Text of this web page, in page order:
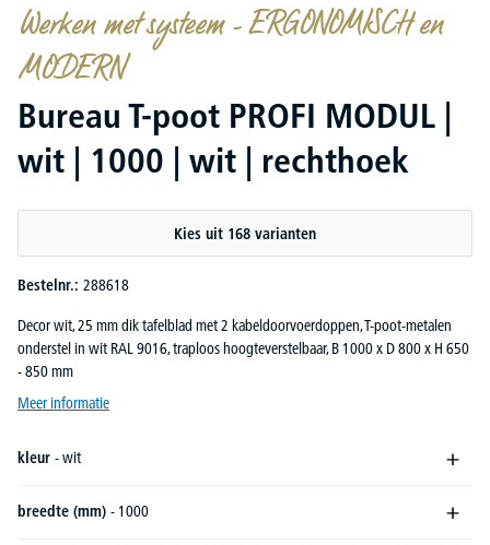
Werken met systeem - ERGONOMISCH en
MODERN
Bureau T-poot PROFI MODUL |
wit | 1000 | wit | rechthoek
Kies uit 168 varianten
Bestelnr.: 288618
Decor wit, 25 mm dik tafelblad met 2 kabeldoorvoerdoppen, T-poot-metalen
onderstel in wit RAL 9016, traploos hoogteverstelbaar, B 1000 x D 800 x H 650
- 850 mm
Meer informatie
kleur - wit
breedte (mm) - 1000